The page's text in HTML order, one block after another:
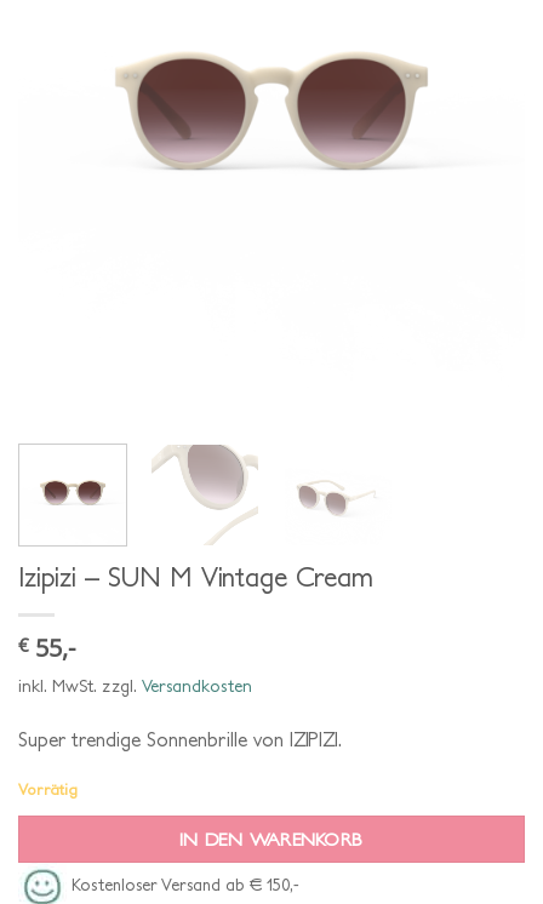
Izipizi – SUN M Vintage Cream
€ 55,-
inkl. MwSt. zzgl. Versandkosten
Super trendige Sonnenbrille von IZIPIZI.
Vorrätig
IN DEN WARENKORB
Kostenloser Versand ab € 150,-